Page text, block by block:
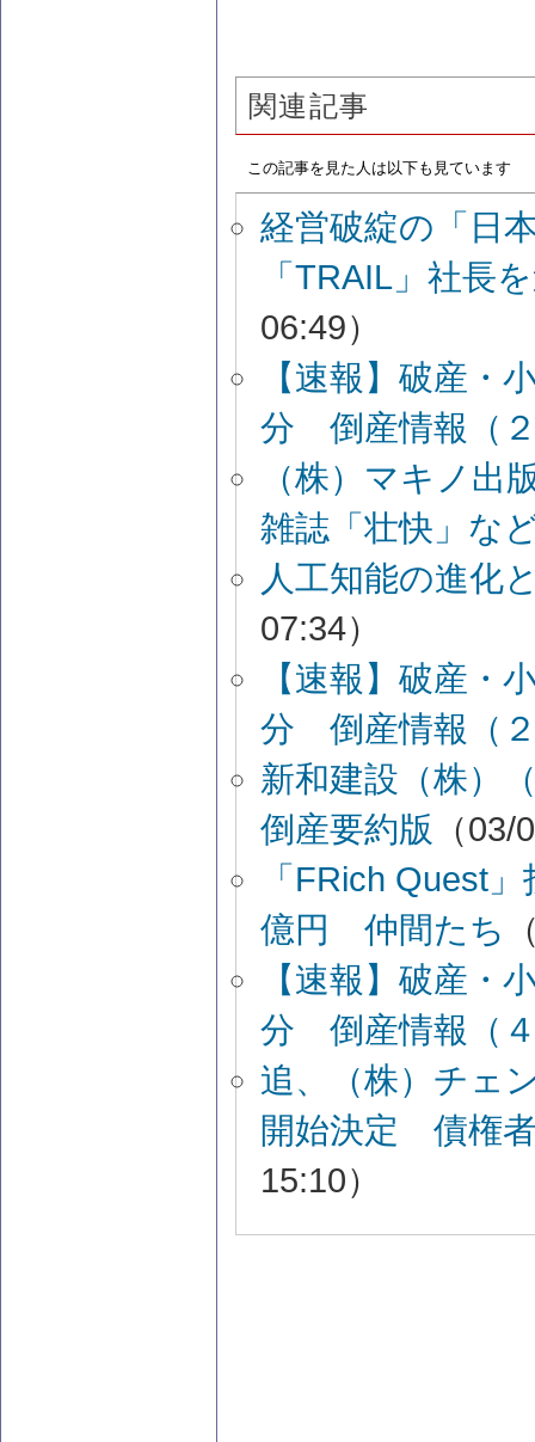
関連記事
この記事を見た人は以下も見ています
経営破綻の「日
「TRAIL」社長
06:49）
【速報】破産
分 倒産情報（
（株）マキノ
雑誌「壮快」な
人工知能の進化
07:34）
【速報】破産
分 倒産情報（
新和建設（株
倒産要約版 （
「FRich Quest
億円 仲間たち
【速報】破産
分 倒産情報（
追、（株）チェ
開始決定 債権
15:10）